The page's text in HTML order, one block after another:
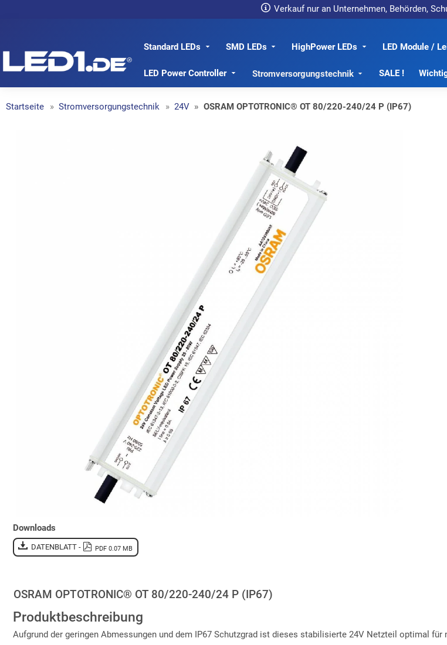
Verkauf nur an Unternehmen, Behörden,
LED1.de® - Fachhandel
Standard LEDs SMD LEDs HighPower LEDs LED Module /
LED Power Controller Stromversorgungstechnik SALE !
Startseite Stromversorgungstechnik 24V OSRAM OPTOTRONIC® OT 80/220-240/24 P (IP67)
Downloads
DATENBLATT - PDF 0.07 MB
OSRAM OPTOTRONIC® OT 80/220-240/24 P (IP67)
Produktbeschreibung
Aufgrund der geringen Abmessungen und dem IP67 Schutzgrad ist dieses stabilisierte 24V Netzteil optimal für